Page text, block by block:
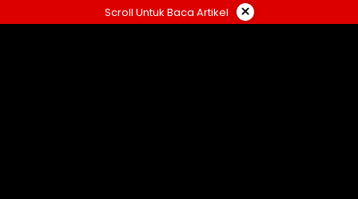
ke
Scroll Untuk Baca Artikel ×